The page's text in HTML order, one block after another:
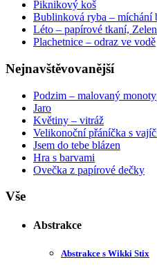
Piknikový koš
Bublinková ryba – míchání
Léto – papírové tkaní,
Plachetnice – odraz ve vodě
Nejnavštěvovanější
Podzim – malovaný
Jaro
Květiny – vitráž
Velikonoční přáníčka s
Jsem do tebe blázen
Hra s barvami
Ovečka z papírové dečky
Vše
Abstrakce
Abstrakce s Wikki Stix